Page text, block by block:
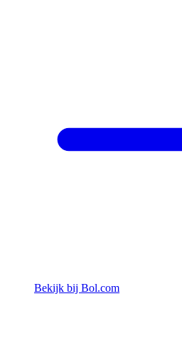
Bekijk bij Bol.com